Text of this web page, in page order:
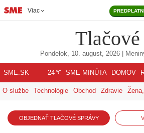
Viac
Pondelok, 10. august, 2026 |
SME.SK 24℃ SME MINÚTA DOMOV
O službe Technológie Obchod Zdravie
OBJEDNAŤ TLAČOVÉ SPRÁVY